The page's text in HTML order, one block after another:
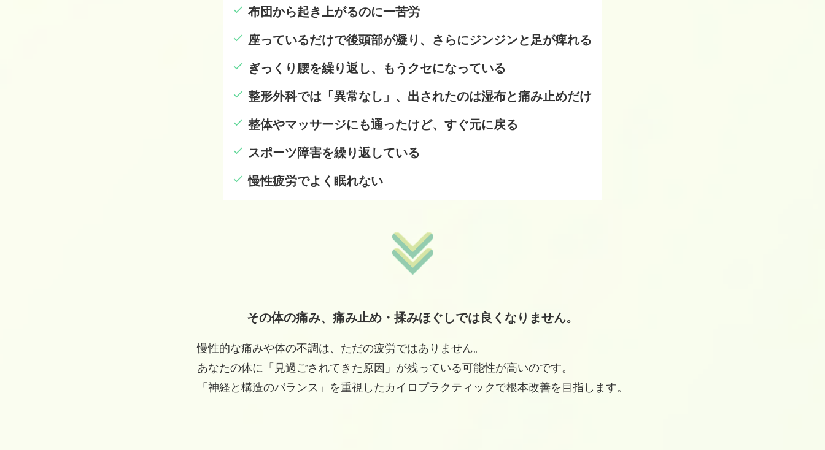
布団から起き上がるのに一苦労
座っているだけで後頭部が凝り、さらにジンジンと足が痺れる
ぎっくり腰を繰り返し、もうクセになっている
整形外科では「異常なし」、出されたのは湿布と痛み止めだけ
整体やマッサージにも通ったけど、すぐ元に戻る
スポーツ障害を繰り返している
慢性疲労でよく眠れない
その体の痛み、痛み止め・揉みほぐしでは良くなりません。
慢性的な痛みや体の不調は、ただの疲労ではありません。
あなたの体に「見過ごされてきた原因」が残っている可能性が高いのです。
「神経と構造のバランス」を重視したカイロプラクティックで根本改善を目指します。